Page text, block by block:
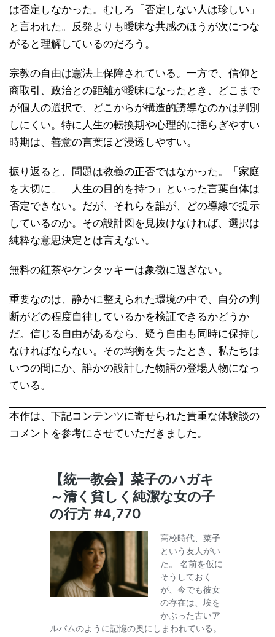
は否定しなかった。むしろ「否定しない人は珍しい」
と言われた。反発よりも曖昧な共感のほうが次につな
がると理解しているのだろう。
宗教の自由は憲法上保障されている。一方で、信仰と
商取引、政治との距離が曖昧になったとき、どこまで
が個人の選択で、どこからが構造的誘導なのかは判別
しにくい。特に人生の転換期や心理的に揺らぎやすい
時期は、善意の言葉ほど浸透しやすい。
振り返ると、問題は教義の正否ではなかった。「家庭
を大切に」「人生の目的を持つ」といった言葉自体は
否定できない。だが、それらを誰が、どの導線で提示
しているのか。その設計図を見抜けなければ、選択は
純粋な意思決定とは言えない。
無料の紅茶やケンタッキーは象徴に過ぎない。
重要なのは、静かに整えられた環境の中で、自分の判
断がどの程度自律しているかを検証できるかどうか
だ。信じる自由があるなら、疑う自由も同時に保持し
なければならない。その均衡を失ったとき、私たちは
いつの間にか、誰かの設計した物語の登場人物になっ
ている。
本作は、下記コンテンツに寄せられた貴重な体験談の
コメントを参考にさせていただきました。